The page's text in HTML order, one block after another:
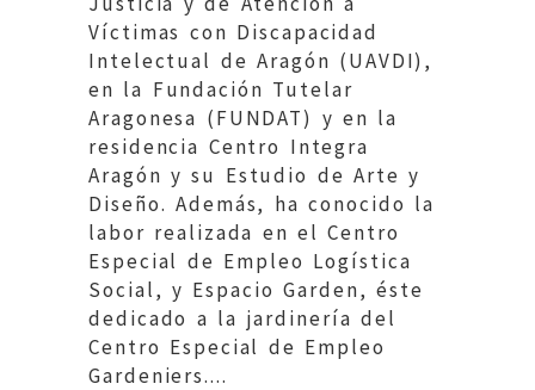
Víctimas con Discapacidad
Intelectual de Aragón (UAVDI),
en la Fundación Tutelar
Aragonesa (FUNDAT) y en la
residencia Centro Integra
Aragón y su Estudio de Arte y
Diseño. Además, ha conocido la
labor realizada en el Centro
Especial de Empleo Logística
Social, y Espacio Garden, éste
dedicado a la jardinería del
Centro Especial de Empleo
Gardeniers....